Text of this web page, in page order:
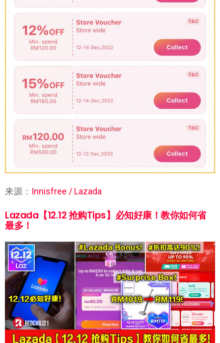
来源： Innisfree / Lazada
Lazada【12.12 抢购Tips】必知好康！教你如何省
最多！